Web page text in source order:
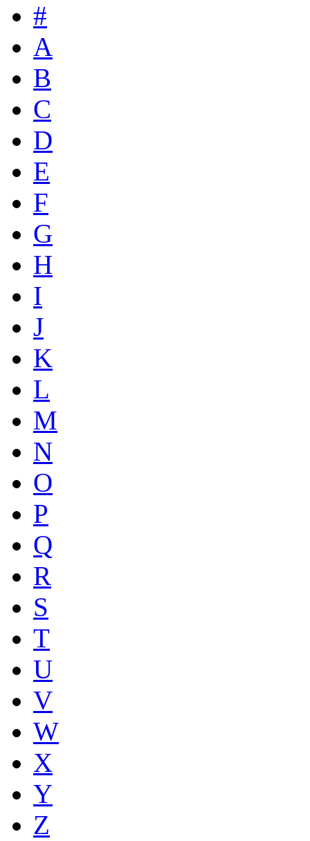
#
A
B
C
D
E
F
G
H
I
J
K
L
M
N
O
P
Q
R
S
T
U
V
W
X
Y
Z